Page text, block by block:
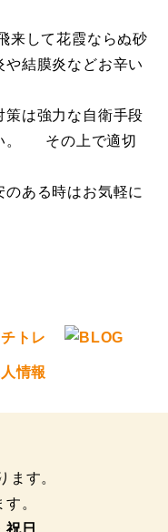
来して花霞ならぬ砂
結膜炎などお辛い
策は強力な自衛手段
。 その上で適切
ある時はお気軽に
ます。
。